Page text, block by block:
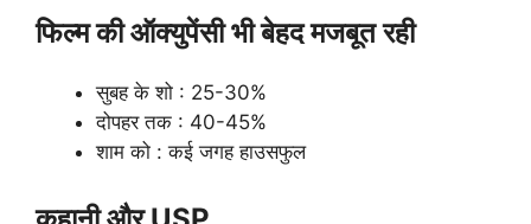
फिल्म की ऑक्युपेंसी भी बेहद मजबूत रही
सुबह के शो : 25-30%
दोपहर तक : 40-45%
शाम को : कई जगह हाउसफुल